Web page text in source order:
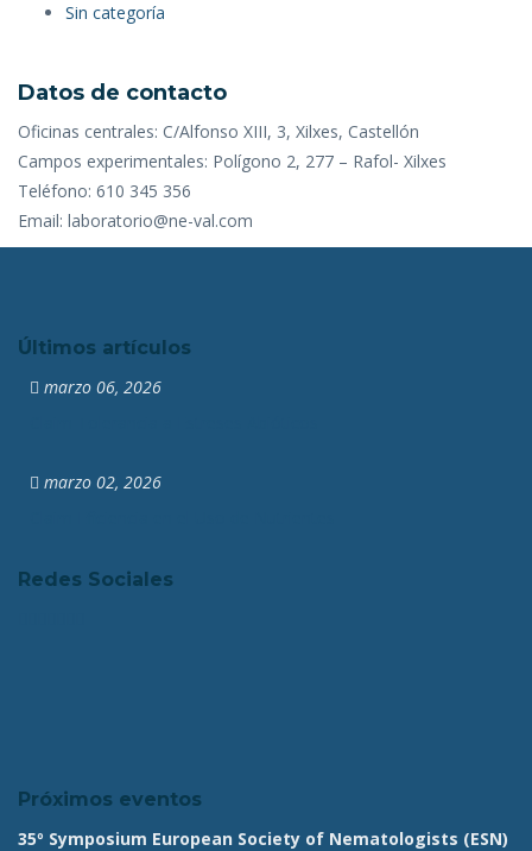
Sin categoría
Datos de contacto
Oficinas centrales: C/Alfonso XIII, 3, Xilxes, Castellón
Campos experimentales: Polígono 2, 277 – Rafol- Xilxes
Teléfono: 610 345 356
Email: laboratorio@ne-val.com
Últimos artículos
marzo 06, 2026
marzo 02, 2026
Redes Sociales
Próximos eventos
35º Symposium European Society of Nematologists (ESN)